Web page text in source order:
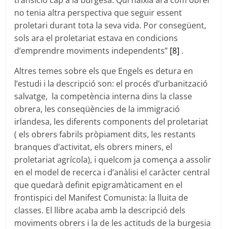
no tenia altra perspectiva que seguir essent
proletari durant tota la seva vida. Por consegüent,
sols ara el proletariat estava en condicions
d’emprendre moviments independents” [8] .
Altres temes sobre els que Engels es detura en
l’estudi i la descripció son: el procés d’urbanització
salvatge, la competència interna dins la classe
obrera, les conseqüències de la immigració
irlandesa, les diferents components del proletariat
( els obrers fabrils pròpiament dits, les restants
branques d’activitat, els obrers miners, el
proletariat agrícola), i quelcom ja comença a assolir
en el model de recerca i d’anàlisi el caràcter central
que quedarà definit epigramàticament en el
frontispici del Manifest Comunista: la lluita de
classes. El llibre acaba amb la descripció dels
moviments obrers i la de les actituds de la burgesia